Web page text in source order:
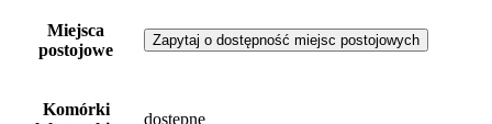
Miejsca
postojowe
Zapytaj o dostępność miejsc postojowych
Komórki
dostępne